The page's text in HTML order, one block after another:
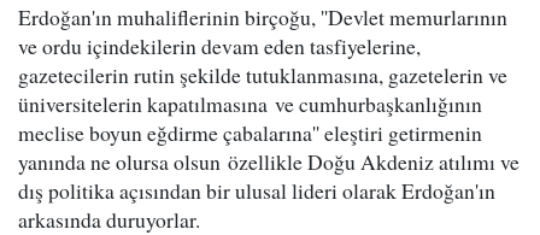
Erdoğan'ın muhaliflerinin birçoğu, ''Devlet memurlarının
ve ordu içindekilerin devam eden tasfiyelerine,
gazetecilerin rutin şekilde tutuklanmasına, gazetelerin ve
üniversitelerin kapatılmasına ve cumhurbaşkanlığının
meclise boyun eğdirme çabalarına'' eleştiri getirmenin
yanında ne olursa olsun özellikle Doğu Akdeniz atılımı ve
dış politika açısından bir ulusal lideri olarak Erdoğan'ın
arkasında duruyorlar.